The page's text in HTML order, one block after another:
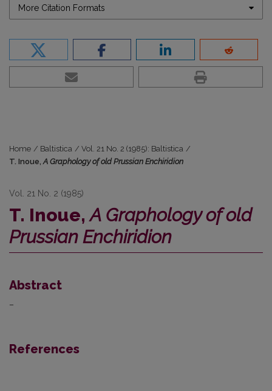
More Citation Formats
Home / Baltistica / Vol. 21 No. 2 (1985): Baltistica /
T. Inoue, A Graphology of old Prussian Enchiridion
Vol. 21 No. 2 (1985)
T. Inoue,A Graphology of old
Prussian Enchiridion
Abstract
–
References